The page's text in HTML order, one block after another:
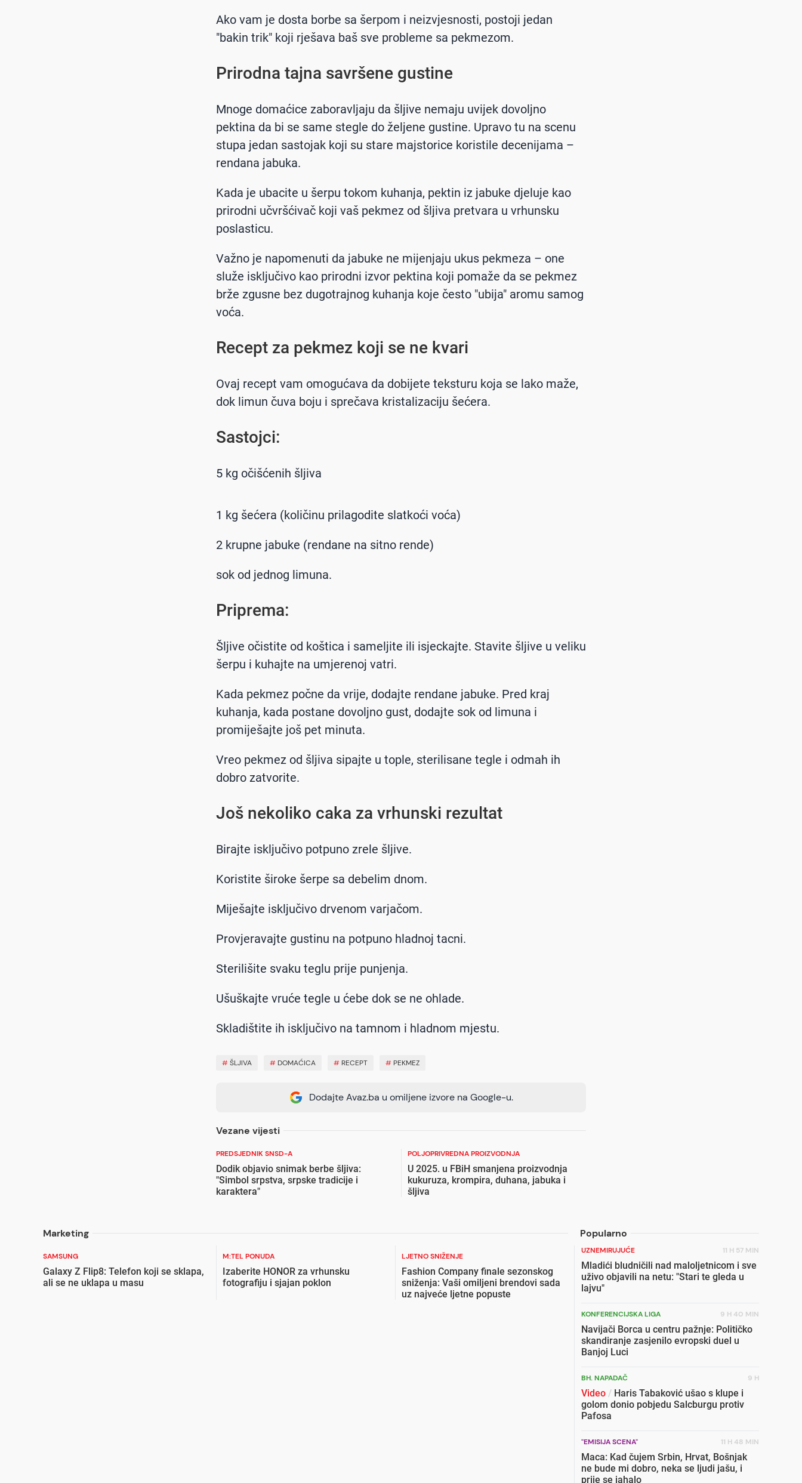
Ako vam je dosta borbe sa šerpom i neizvjesnosti, postoji jedan
"bakin trik" koji rješava baš sve probleme sa pekmezom.
Prirodna tajna savršene gustine
Mnoge domaćice zaboravljaju da šljive nemaju uvijek dovoljno
pektina da bi se same stegle do željene gustine. Upravo tu na scenu
stupa jedan sastojak koji su stare majstorice koristile decenijama –
rendana jabuka.
Kada je ubacite u šerpu tokom kuhanja, pektin iz jabuke djeluje kao
prirodni učvršćivač koji vaš pekmez od šljiva pretvara u vrhunsku
poslasticu.
Važno je napomenuti da jabuke ne mijenjaju ukus pekmeza – one
služe isključivo kao prirodni izvor pektina koji pomaže da se pekmez
brže zgusne bez dugotrajnog kuhanja koje često "ubija" aromu samog
voća.
Recept za pekmez koji se ne kvari
Ovaj recept vam omogućava da dobijete teksturu koja se lako maže,
dok limun čuva boju i sprečava kristalizaciju šećera.
Sastojci:
5 kg očišćenih šljiva
1 kg šećera (količinu prilagodite slatkoći voća)
2 krupne jabuke (rendane na sitno rende)
sok od jednog limuna.
Priprema:
Šljive očistite od koštica i sameljite ili isjeckajte. Stavite šljive u veliku
šerpu i kuhajte na umjerenoj vatri.
Kada pekmez počne da vrije, dodajte rendane jabuke. Pred kraj
kuhanja, kada postane dovoljno gust, dodajte sok od limuna i
promiješajte još pet minuta.
Vreo pekmez od šljiva sipajte u tople, sterilisane tegle i odmah ih
dobro zatvorite.
Još nekoliko caka za vrhunski rezultat
Birajte isključivo potpuno zrele šljive.
Koristite široke šerpe sa debelim dnom.
Miješajte isključivo drvenom varjačom.
Provjeravajte gustinu na potpuno hladnoj tacni.
Sterilišite svaku teglu prije punjenja.
Ušuškajte vruće tegle u ćebe dok se ne ohlade.
Skladištite ih isključivo na tamnom i hladnom mjestu.
#ŠLJIVA # DOMAĆICA # RECEPT # PEKMEZ
Dodajte Avaz.ba u omiljene izvore na Google-u.
Vezane vijesti
PREDSJEDNIK SNSD-A
Dodik objavio snimak berbe šljiva:
"Simbol srpstva, srpske tradicije i
karaktera"
POLJOPRIVREDNA PROIZVODNJA
U 2025. u FBiH smanjena proizvodnja
kukuruza, krompira, duhana, jabuka i
šljiva
Marketing Popularno
SAMSUNG
Galaxy Z Flip8: Telefon koji se sklapa,
ali se ne uklapa u masu
M:TEL PONUDA
Izaberite HONOR za vrhunsku
fotografiju i sjajan poklon
LJETNO SNIŽENJE
Fashion Company finale sezonskog
sniženja: Vaši omiljeni brendovi sada
uz najveće ljetne popuste
UZNEMIRUJUĆE 11 H 57 MIN
Mladići bludničili nad maloljetnicom i sve
uživo objavili na netu: "Stari te gleda u
lajvu"
KONFERENCIJSKA LIGA 9 H 40 MIN
Navijači Borca u centru pažnje: Političko
skandiranje zasjenilo evropski duel u
Banjoj Luci
BH. NAPADAČ 9 H
Video / Haris Tabaković ušao s klupe i
golom donio pobjedu Salcburgu protiv
Pafosa
"EMISIJA SCENA" 11 H 48 MIN
Maca: Kad čujem Srbin, Hrvat, Bošnjak
ne bude mi dobro, neka se ljudi jašu, i
prije se jahalo